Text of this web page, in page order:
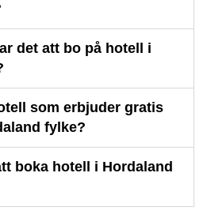
det att bo på hotell i
som erbjuder gratis
fylke?
boka hotell i Hordaland